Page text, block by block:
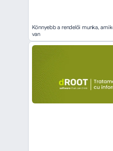
Könnyebb a rendelői munka,
van